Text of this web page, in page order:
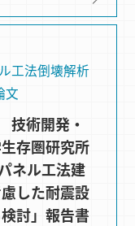
⼯法倒壊解析
文
術開発・
存圏研究所
ネル工法建
した耐震設
討」報告書